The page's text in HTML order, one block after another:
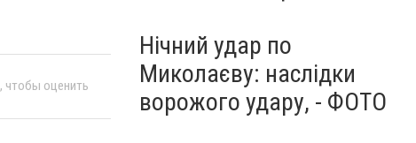
, чтобы оценить
Нічний удар по
Миколаєву: наслідки
ворожого удару, - ФОТО